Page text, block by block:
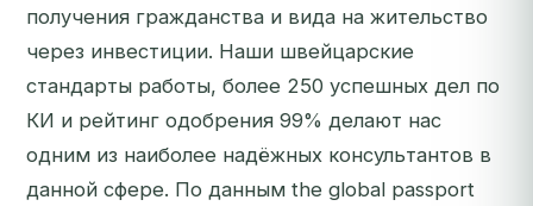
получения гражданства и вида на жительство
через инвестиции. Наши швейцарские
стандарты работы, более 250 успешных дел по
КИ и рейтинг одобрения 99% делают нас
одним из наиболее надёжных консультантов в
данной сфере. По данным the global passport